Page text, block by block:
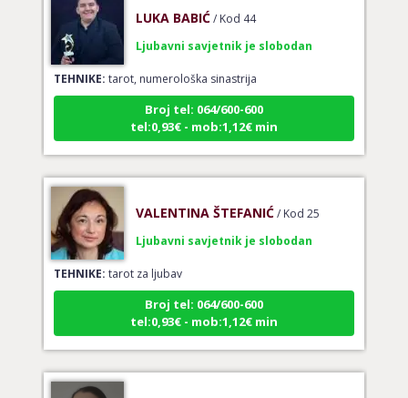
Ljubavni savjetnik je slobodan
TEHNIKE:tarot, numerološka sinastrija
Broj tel: 064/600-600
tel:0,93€ - mob:1,12€ min
Ljubavni savjetnik je slobodan
TEHNIKE:tarot za ljubav
Broj tel: 064/600-600
tel:0,93€ - mob:1,12€ min